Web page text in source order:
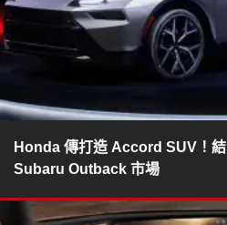
Honda 傳打造 Accord SUV！
Subaru Outback 市場